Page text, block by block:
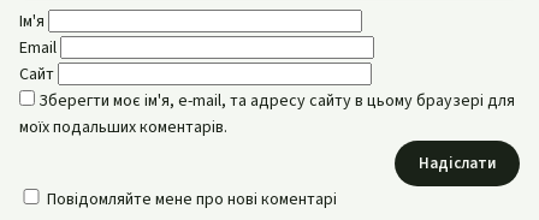
Ім'я
Email
Сайт
Зберегти моє ім'я, e-mail, та адресу сайту в цьому браузері для
моїх подальших коментарів.
Надіслати
Повідомляйте мене про нові коментарі